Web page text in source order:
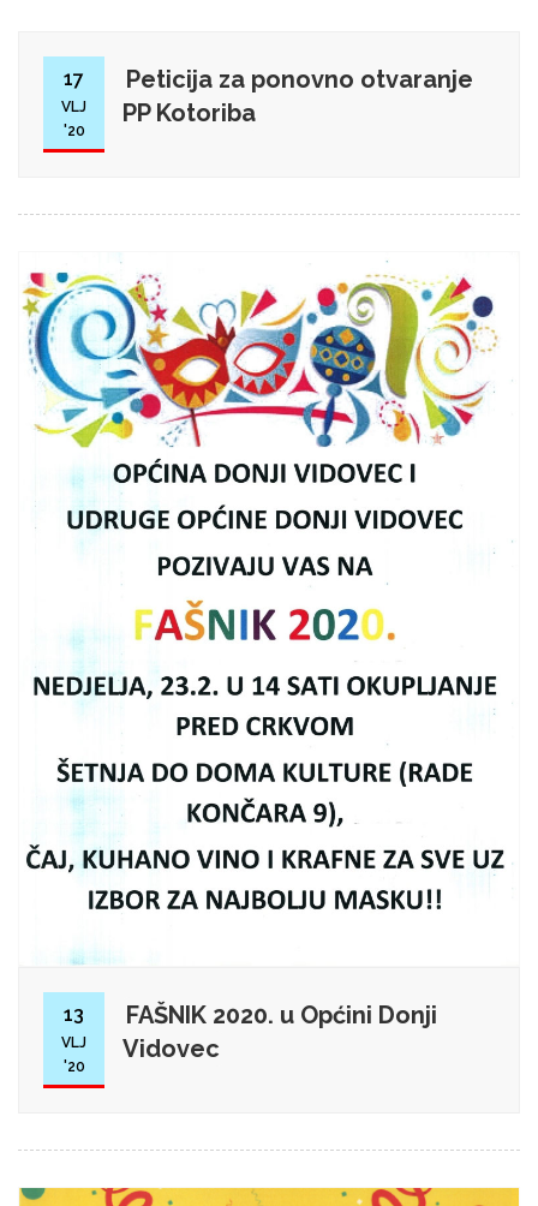
17
VLJ
'20
Peticija za ponovno otvaranje
PP Kotoriba
13
VLJ
'20
FAŠNIK 2020. u Općini Donji
Vidovec